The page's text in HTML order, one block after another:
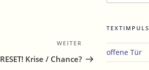
Nächster
Beitrag
WEITER
RESET! Krise / Chance?
TEXTIMPULS
offene Tür